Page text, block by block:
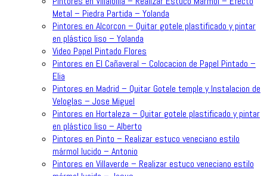
Metal – Piedra Partida – Yolanda
Pintores en Alcorcon – Quitar gotele plastificado y pintar
en plástico liso – Yolanda
Video Papel Pintado Flores
Pintores en El Cañaveral – Colocacion de Papel Pintado –
Elia
Pintores en Madrid – Quitar Gotele temple y Instalacion de
Veloglas – Jose Miguel
Pintores en Hortaleza – Quitar gotele plastificado y pintar
en plástico liso – Alberto
Pintores en Pinto – Realizar estuco veneciano estilo
mármol lucido – Antonio
Pintores en Villaverde – Realizar estuco veneciano estilo